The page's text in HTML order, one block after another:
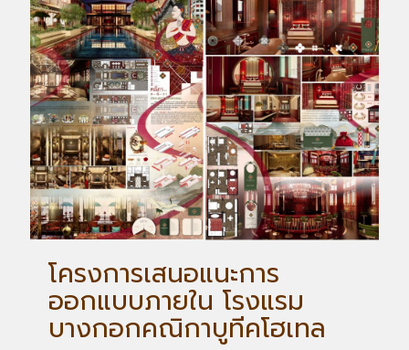
โครงการเสนอแนะการ
ออกแบบภายใน โรงแรม
บางกอกคณิกาบูทีคโฮเทล